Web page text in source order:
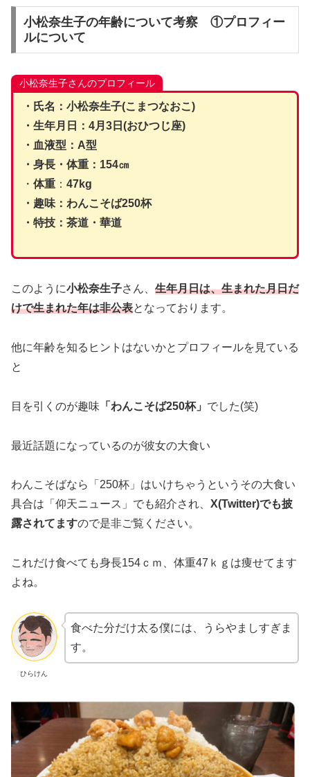
小松奈生子の年齢について考察 ①プロフィー
ルについて
小松奈生子さんのプロフィール
・氏名：小松奈生子(こまつなおこ)
・生年月日：4月3日(おひつじ座)
・血液型：A型
・身長・体重：154㎝
・ 体重： 47kg
・趣味：わんこそば250杯
・特技：茶道・華道
このように小松奈生子さん、 生年月日は、生まれた月日だ
けで生まれた年は非公表となっております。
他に年齢を知るヒントはないかとプロフィールを見ている
と
目を引くのが趣味 「わんこそば250杯」 でした(笑)
最近話題になっているのが彼女の大食い
わんこそばなら「250杯」はいけちゃうというその大食い
具合は「仰天ニュース」でも紹介され、 X(Twitter)でも披
露されてますので是非ご覧ください。
これだけ食べても身長154ｃｍ、体重47ｋｇは痩せてます
よね。
ひらけん
食べた分だけ太る僕には、うらやましすぎま
す。